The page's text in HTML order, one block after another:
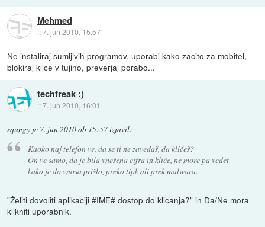
Mehmed
::7. jun 2010, 15:57
Ne instaliraj sumljivih programov, uporabi kako zacito za mobitel,
blokiraj klice v tujino, preverjaj porabo...
techfreak :)
::7. jun 2010, 16:01
squngy je 7. jun 2010 ob 15:57izjavil:
Kaoko naj telefon ve, da se ti ne zavedaš, da kličeš?
On ve samo, da je bila vnešena cifra in kliče, ne more pa vedet
kako je do vnosa prišlo, preko tipk ali prek malwara.
"Želiti dovoliti aplikaciji #IME# dostop do klicanja?" in Da/Ne mora
klikniti uporabnik.